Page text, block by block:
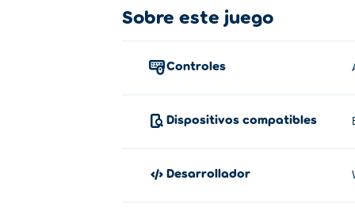
Mueva el cursor o el dedo para apuntar,
Puedes jugar Bounce Ball gratis en Poki.
Sobre este juego
Controles
Dispositivos compatibles
Desarrollador